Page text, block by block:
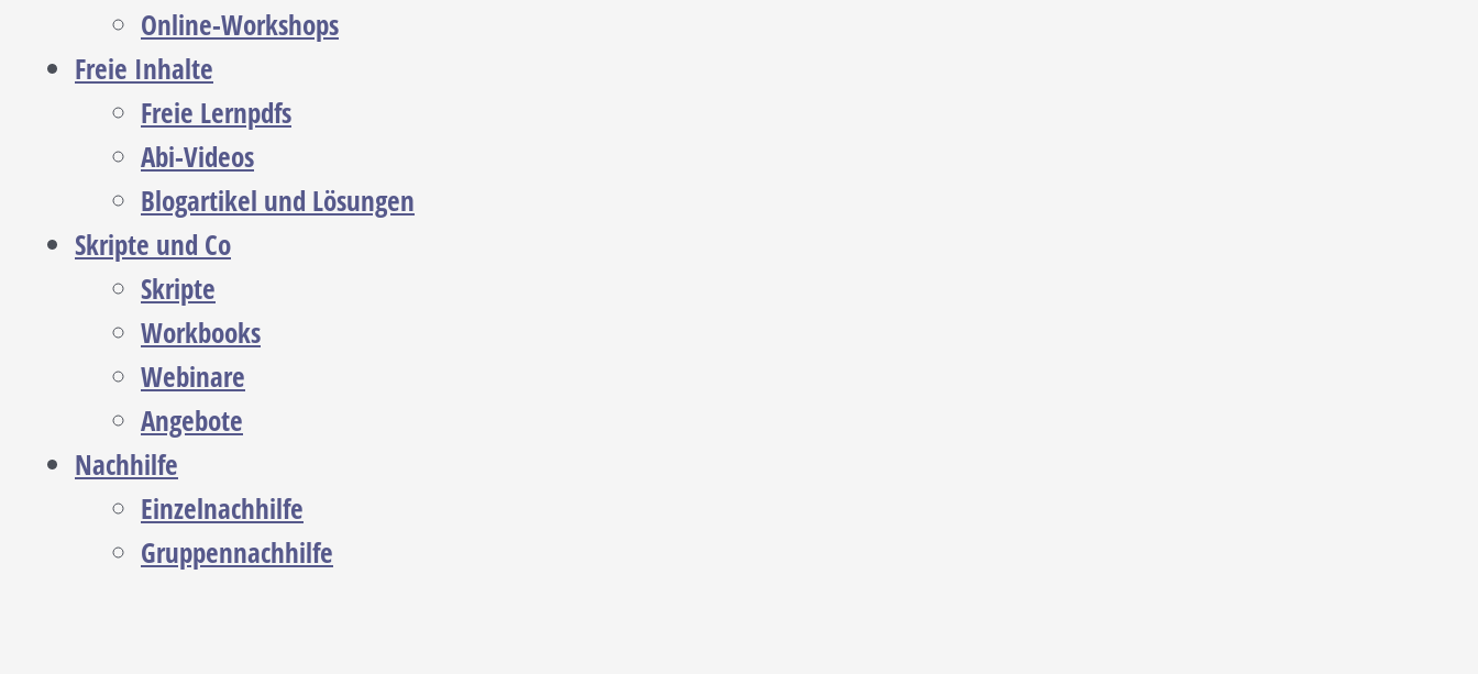
Online-Workshops
Freie Inhalte
Freie Lernpdfs
Abi-Videos
Blogartikel und Lösungen
Skripte und Co
Skripte
Workbooks
Webinare
Angebote
Nachhilfe
Einzelnachhilfe
Gruppennachhilfe